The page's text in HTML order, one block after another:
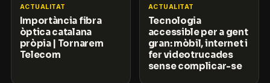
ACTUALITAT
Importància fibra
òptica catalana
pròpia | Tornarem
Telecom
ACTUALITAT
Tecnologia
accessible per a gent
gran: mòbil, internet i
fer videotrucades
sense complicar-se